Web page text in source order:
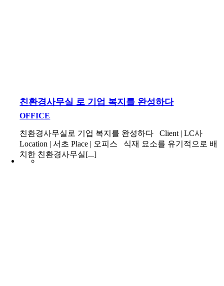
친환경사무실 로 기업 복지를 완성하다
OFFICE
친환경사무실로 기업 복지를 완성하다 Client | LC사
Location | 서초 Place | 오피스 식재 요소를 유기적으로 배
치한 친환경사무실[...]